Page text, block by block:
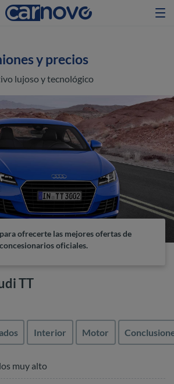
y precios
lujoso y tecnológico
ofrecerte las mejores ofertas de
concesionarios oficiales.
TT
Interior Motor
muy alto